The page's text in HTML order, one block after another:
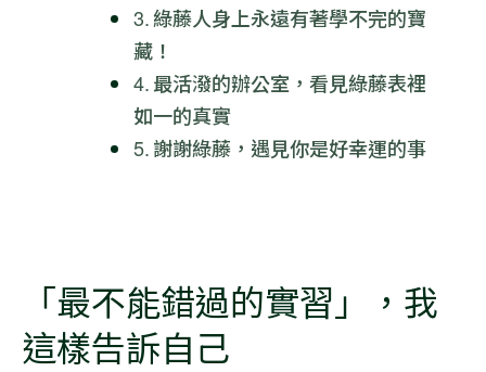
綠藤人身上永遠有著學不完的寶
藏！
最活潑的辦公室，看見綠藤表裡
如一的真實
謝謝綠藤，遇見你是好幸運的事
「最不能錯過的實習」，我
這樣告訴自己